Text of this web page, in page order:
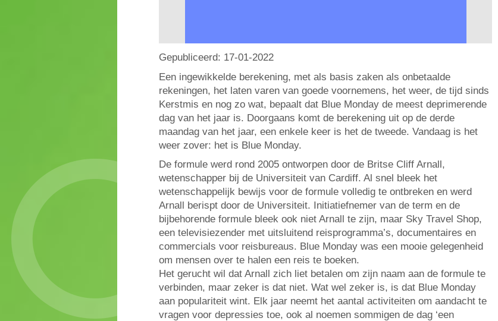
Gepubliceerd: 17-01-2022
Een ingewikkelde berekening, met als basis zaken als onbetaalde
rekeningen, het laten varen van goede voornemens, het weer, de tijd sinds
Kerstmis en nog zo wat, bepaalt dat Blue Monday de meest deprimerende
dag van het jaar is. Doorgaans komt de berekening uit op de derde
maandag van het jaar, een enkele keer is het de tweede. Vandaag is het
weer zover: het is Blue Monday.
De formule werd rond 2005 ontworpen door de Britse Cliff Arnall,
wetenschapper bij de Universiteit van Cardiff. Al snel bleek het
wetenschappelijk bewijs voor de formule volledig te ontbreken en werd
Arnall berispt door de Universiteit. Initiatiefnemer van de term en de
bijbehorende formule bleek ook niet Arnall te zijn, maar Sky Travel Shop,
een televisiezender met uitsluitend reisprogramma’s, documentaires en
commercials voor reisbureaus. Blue Monday was een mooie gelegenheid
om mensen over te halen een reis te boeken.
Het gerucht wil dat Arnall zich liet betalen om zijn naam aan de formule te
verbinden, maar zeker is dat niet. Wat wel zeker is, is dat Blue Monday
aan populariteit wint. Elk jaar neemt het aantal activiteiten om aandacht te
vragen voor depressies toe, ook al noemen sommigen de dag ‘een